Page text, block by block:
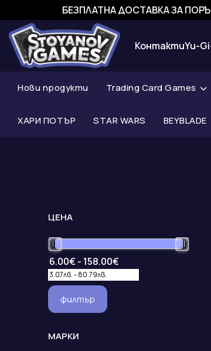
БЕЗПЛАТНА ДОСТАВКА ЗА
КонтактиYu-
Нови продукти Trading Card Games
ХАРИ ПОТЪР STAR WARS BEYBLADE
ЦЕНА
филтър
МАРКИ